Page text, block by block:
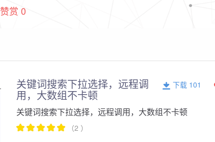
赞赏 0
关键词搜索下拉选择，远程调
用，大数组不卡顿
下载 101
关键词搜索下拉选择，远程调用，大数组不卡顿
（2 ）